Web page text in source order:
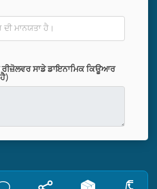
ਰੀਜ਼ੋਲਵਰ ਸਾਡੇ ਡਾਇਨਾਮਿਕ ਕਿਊਆਰ